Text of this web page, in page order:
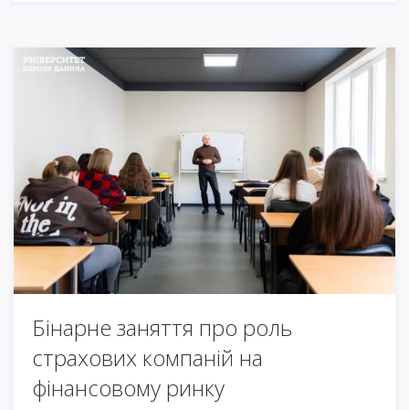
Бінарне заняття про роль
страхових компаній на
фінансовому ринку